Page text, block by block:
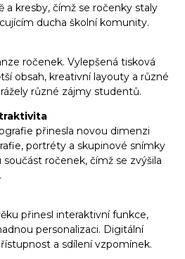
a kresby, čímž se ročenky staly
ducha školní komunity.
ročenek. Vylepšená tisková
obsah, kreativní layouty a různé
různé zájmy studentů.
přinesla novou dimenzi
portréty a skupinové snímky
ročenek, čímž se zvýšila
přinesl interaktivní funkce,
personalizaci. Digitální
a sdílení vzpomínek.